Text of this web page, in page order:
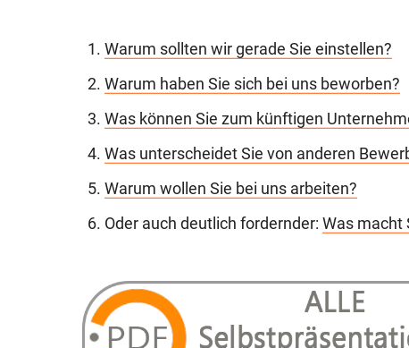
Warum sollten wir gerade Sie einstellen?
Warum haben Sie sich bei uns beworben?
Was können Sie zum künftigen
Was unterscheidet Sie von anderen
Warum wollen Sie bei uns arbeiten?
Oder auch deutlich fordernder: Was macht